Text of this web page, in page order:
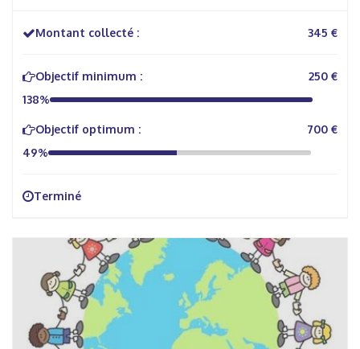
Montant collecté : 345 €
Objectif minimum :
250 €
138%
Objectif optimum :
700 €
49%
Terminé